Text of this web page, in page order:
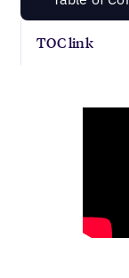
TOC link